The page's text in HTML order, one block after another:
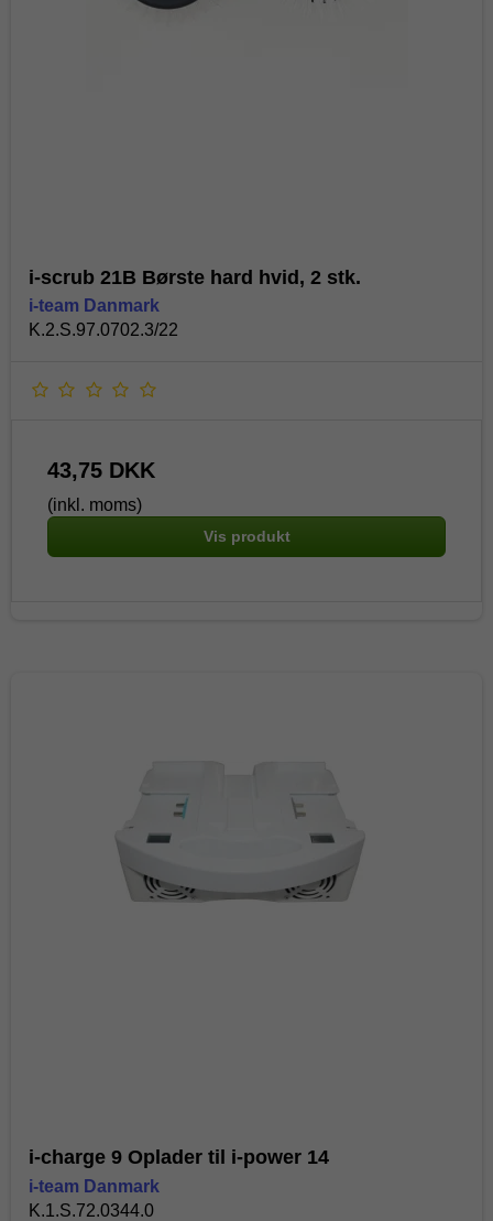
i-scrub 21B Børste hard hvid, 2 stk.
i-team Danmark
K.2.S.97.0702.3/22
43,75 DKK
(inkl. moms)
Vis produkt
i-charge 9 Oplader til i-power 14
i-team Danmark
K.1.S.72.0344.0